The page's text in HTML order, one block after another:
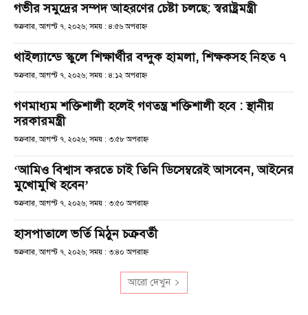
গভীর সমুদ্রের সম্পদ আহরণের চেষ্টা চলছে: স্বরাষ্ট্রমন্ত্রী
শুক্রবার, আগস্ট ৭, ২০২৬; সময় : ৪:৫৬ অপরাহ্ণ
থাইল্যান্ডে স্কুলে শিক্ষার্থীর বন্দুক হামলা, শিক্ষকসহ নিহত ৭
শুক্রবার, আগস্ট ৭, ২০২৬; সময় : ৪:১২ অপরাহ্ণ
গণমাধ্যম শক্তিশালী হলেই গণতন্ত্র শক্তিশালী হবে : স্থানীয়
সরকারমন্ত্রী
শুক্রবার, আগস্ট ৭, ২০২৬; সময় : ৩:৫৮ অপরাহ্ণ
‘আমিও বিশ্বাস করতে চাই তিনি ডিসেম্বরেই আসবেন, আইনের
মুখোমুখি হবেন’
শুক্রবার, আগস্ট ৭, ২০২৬; সময় : ৩:৫০ অপরাহ্ণ
হাসপাতালে ভর্তি মিঠুন চক্রবর্তী
শুক্রবার, আগস্ট ৭, ২০২৬; সময় : ৩:৪০ অপরাহ্ণ
আরো দেখুন